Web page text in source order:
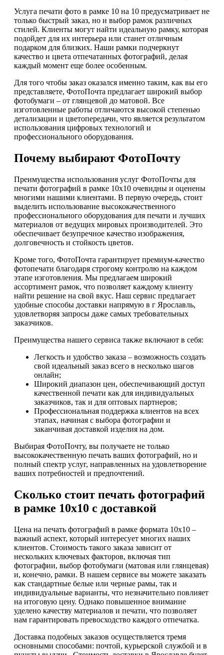
Услуга печати фото в рамке 10 на 10 предусматривает не
только быстрый заказ, но и выбор рамок различных
стилей. Клиенты могут найти идеальную рамку, которая
подойдет для их интерьера или станет отличным
подарком для близких. Наши рамки подчеркнут
качество и цвета отпечатанных фотографий, делая
каждый момент еще более особенным.
Для того чтобы заказ оказался именно таким, как вы его
представляете, ФотоПочта предлагает широкий выбор
фотобумаги – от глянцевой до матовой. Все
изготовленные работы отличаются высокой степенью
детализации и цветопередачи, что является результатом
использования цифровых технологий и
профессионального оборудования.
Почему выбирают ФотоПочту
Преимущества использования услуг ФотоПочты для
печати фотографий в рамке 10х10 очевидны и оценены
многими нашими клиентами. В первую очередь, стоит
выделить использование высококачественного
профессионального оборудования для печати и лучших
материалов от ведущих мировых производителей. Это
обеспечивает безупречное качество изображения,
долговечность и стойкость цветов.
Кроме того, ФотоПочта гарантирует премиум-качество
фотопечати благодаря строгому контролю на каждом
этапе изготовления. Мы предлагаем широкий
ассортимент рамок, что позволяет каждому клиенту
найти решение на свой вкус. Наш сервис предлагает
удобные способы доставки напрямую в г Ярославль,
удовлетворяя запросы даже самых требовательных
заказчиков.
Преимущества нашего сервиса также включают в себя:
Легкость и удобство заказа – возможность создать
свой идеальный заказ всего в несколько шагов
онлайн;
Широкий диапазон цен, обеспечивающий доступ
качественной печати как для индивидуальных
заказчиков, так и для оптовых партнеров;
Профессиональная поддержка клиентов на всех
этапах, начиная с выбора фотографии и
заканчивая доставкой изделия на дом.
Выбирая ФотоПочту, вы получаете не только
высококачественную печать ваших фотографий, но и
полный спектр услуг, направленных на удовлетворение
ваших потребностей и предпочтений.
Сколько стоит печать фотографий
в рамке 10х10 с доставкой
Цена на печать фотографий в рамке формата 10х10 –
важный аспект, который интересует многих наших
клиентов. Стоимость такого заказа зависит от
нескольких ключевых факторов, включая тип
фотографии, выбор фотобумаги (матовая или глянцевая)
и, конечно, рамки. В нашем сервисе вы можете заказать
как стандартные белые или черные рамы, так и
индивидуальные варианты, что незначительно повлияет
на итоговую цену. Однако повышенное внимание
уделено качеству материалов и печати, что позволяет
нам гарантировать превосходство каждого отпечатка.
Доставка подобных заказов осуществляется тремя
основными способами: почтой, курьерской службой и в